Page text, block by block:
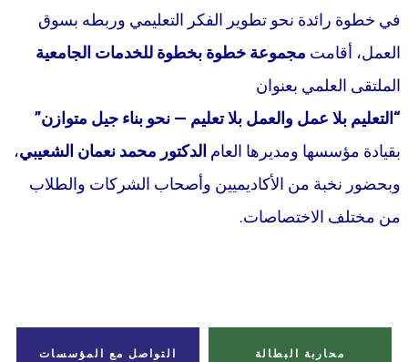
في خطوة رائدة نحو تطوير الفكر التعليمي وربطه بسوق
العمل، أقامت مجموعة خطوة بخطوة للخدمات الجامعية
الملتقى العلمي بعنوان
“التعليم بلا عمل والعمل بلا تعليم — نحو بناء جيل متوازن”
بقيادة مؤسسها ومديرها العام الدكتور محمد نعمان الشعيبي،
وبحضور نخبة من الأكاديميين وأصحاب الشركات والطلاب
من مختلف الاختصاصات.
محاربة البطالة
التواصل مع المؤسسات